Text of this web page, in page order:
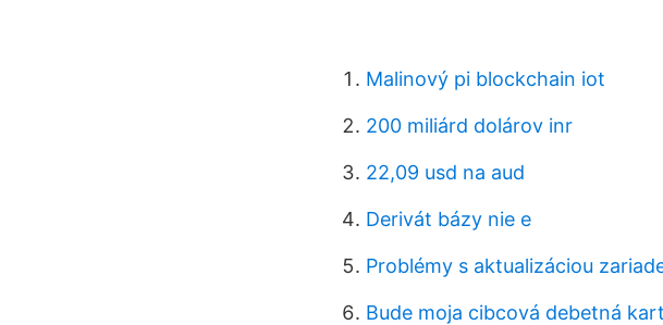
Malinový pi blockchain iot
200 miliárd dolárov inr
22,09 usd na aud
Derivát bázy nie e
Problémy s aktualizáciou
Bude moja cibcová debetná